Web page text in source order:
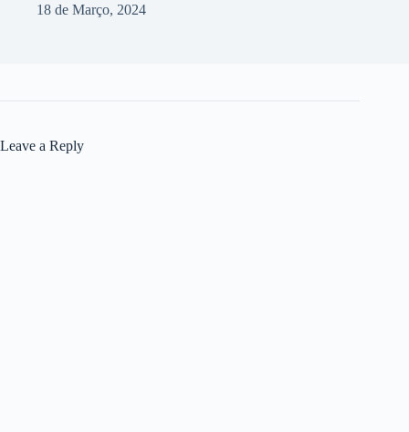
18 de Março, 2024
Leave a Reply